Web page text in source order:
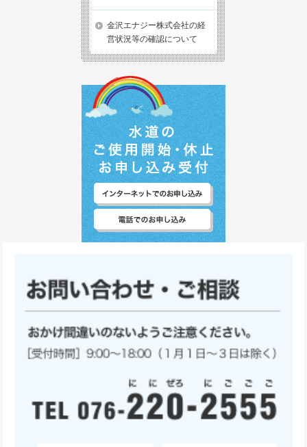
金沢エナジー株式会社の経
営状況等の確認について